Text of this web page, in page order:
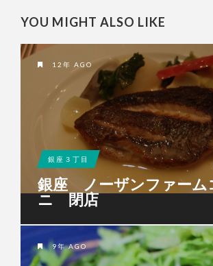
YOU MIGHT ALSO LIKE
12年 AGO
銀座３丁目
銀座 ノーザンファーム
ニ 閉店
9年 AGO